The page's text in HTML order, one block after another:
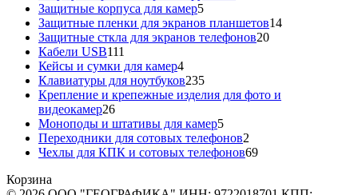
Защитные корпуса для камер55
товаров
Защитные пленки для экранов планшетов1414
Защитные сткла для экранов телефонов2020
Кабели USB111
товаров
Кейсы и сумки для камер44
товара
Клавиатуры для ноутбуков235235
товаров
Крепление и крепежные изделия для фото и
видеокамер2626
товаров
Моноподы и штативы для камер55
товаров
Переходники для сотовых телефонов2
товара
Чехлы для КПК и сотовых телефонов6969
Корзина